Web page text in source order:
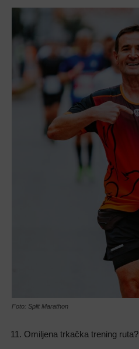
Foto: Split Marathon
Omiljena trkačka trening ruta?